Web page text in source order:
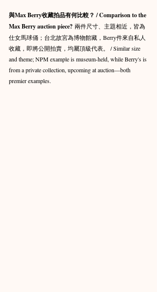
與Max Berry收藏拍品有何比較？ / Comparison to the
Max Berry auction piece? 兩件尺寸、主題相近，皆為
仕女馬球俑；台北故宮為博物館藏，Berry件來自私人
收藏，即將公開拍賣，均屬頂級代表。 / Similar size
and theme; NPM example is museum-held, while Berry's is
from a private collection, upcoming at auction—both
premier examples.